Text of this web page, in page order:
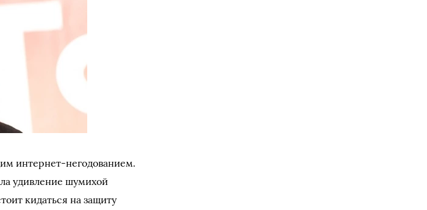
интернет-негодованием.
удивление шумихой
кидаться на защиту